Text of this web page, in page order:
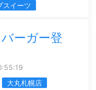
スイーツ
ーガー登
大丸札幌店